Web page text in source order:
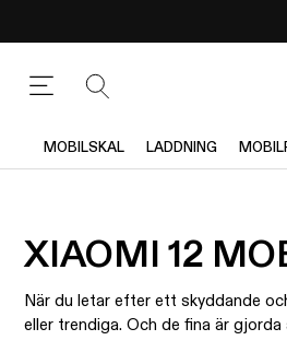
MOBILSKAL LADDNING
XIAOMI 12
När du letar efter ett skyddande
eller trendiga. Och de fina är